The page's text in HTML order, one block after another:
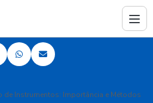
de Instrumentos: Importância e Métodos